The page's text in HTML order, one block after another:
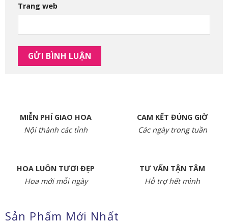
Trang web
MIỄN PHÍ GIAO HOA
Nội thành các tỉnh
CAM KẾT ĐÚNG GIỜ
Các ngày trong tuần
HOA LUÔN TƯƠI ĐẸP
Hoa mới mỗi ngày
TƯ VẤN TẬN TÂM
Hỗ trợ hết mình
Sản Phẩm Mới Nhất